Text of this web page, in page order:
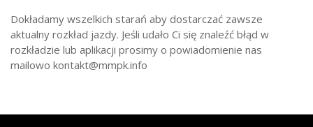
Dokładamy wszelkich starań aby dostarczać zawsze
aktualny rozkład jazdy. Jeśli udało Ci się znaleźć błąd w
rozkładzie lub aplikacji prosimy o powiadomienie nas
mailowo kontakt@mmpk.info